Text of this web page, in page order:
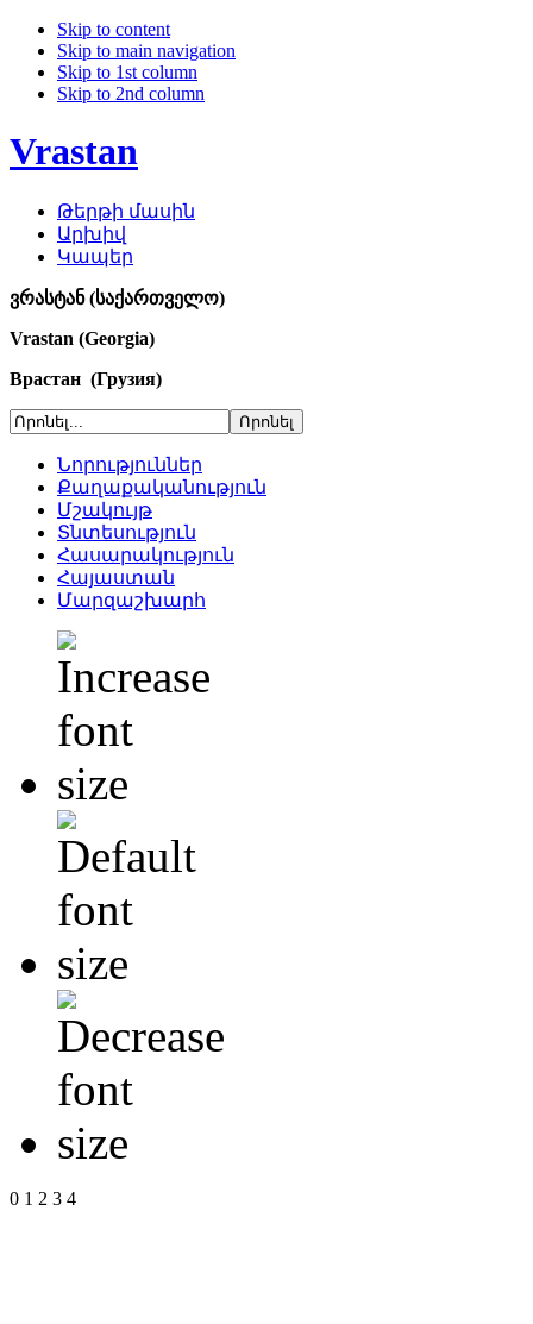
Skip to content
Skip to main navigation
Skip to 1st column
Skip to 2nd column
Vrastan
Թերթի մասին
Արխիվ
Կապեր
ვრასტან (საქართველო)
Vrastan (Georgia)
Врастан (Грузия)
Նորություններ
Քաղաքականություն
Մշակույթ
Տնտեսություն
Հասարակություն
Հայաստան
Մարզաշխարհ
0 1 2 3 4